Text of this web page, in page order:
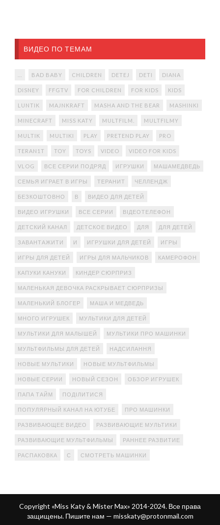
ВИДЕО ПО ТЕМАМ
BAD BABY CHILDREN DETEJ DETI DIANA
DISNEY FFGTV FOR CHILDREN FOR KIDS KIDS
LUNTIK MAJNKRAFT MASHA AND THE BEAR MASHINKI
MINECRAFT MISS KATY MULTFILM. MULTFILMY
MULTIK MULTIKI PLAY PRETEND PLAY PRO
TERAN1T TOY TOYS VIDEO VIDEO FOR KIDS
VLOG ВСЕ СЕРИИ ПОДРЯД ИГРУШКИ МАШАМЕДВЕДЬ
СЕМЬЯ ИГРАЕТ В ИГРЫ ТЕРАНИТ ЧЕЛЛЕНДЖ
БЕЗКОШТОВНО В ВИДЕО ДЛЯ ДЕТЕЙ
ВИДЕО ИГРУШКИ ВСЕ СЕРИИ ВІДЕОТЕЛЕФОН
ДЕТСКИЙ КАНАЛ ДЕТСКОЕ ВИДЕО ДЛЯ ДЛЯ ДЕТЕЙ
ЗАВАНТАЖИТИ И ИГРУШКИ ДЛЯ ДЕТЕЙ ИГРЫ
ИГРЫ ДЛЯ ДЕТЕЙ ИГРЫ ДЛЯ МАЛЬЧИКОВ КАМЕРОФОН
КАПУКИ КАНУКИ КИНДЕР СЮРПРИЗ
МАЛЕНЬКАЯ ДЕВОЧКА РАСКРЫВАЕТ СЮРПРИЗЫ
МАЛЕНЬКИЙ БЛОГЕР МАША И МЕДВЕДЬ
МНОГО ИГРУШЕК МУЛЬТИКИ ДЛЯ ДЕТЕЙ
МУЛЬТИКИ ДЛЯ МАЛЫШЕЙ МУЛЬТИКИ ПРО МАШИНКИ
МУЛЬТФИЛЬМЫ ДЛЯ ДЕТЕЙ НАДСИЛАННЯ
НОВЫЕ МУЛЬТИКИ НОВЫЕ МУЛЬТФИЛЬМЫ
НОВЫЕ СЕРИИ НОВЫЙ СЕЗОН ОБЗОР ИГРУШЕК
ПАПА ТАЙМ ПОДІЛИТИСЯ
ПОПУЛЯРНЫЙ КАНАЛ НА ЮТУБЕ ПРО МАШИНКИ
РАЗВИВАЮЩЕЕ ВИДЕО РАЗВИВАЮЩИЕ МУЛЬТИКИ
РАЗВИВАЮЩИЕ МУЛЬТФИЛЬМЫ РАННЕЕ РАЗВИТИЕ
РАСПАКОВКА С СМОТРЕТЬ МАШИНКИ
Copyright «Miss Katy & Mister Max» 2014-2024. Все права
защищены. Пишите нам — misskaty@protonmail.com